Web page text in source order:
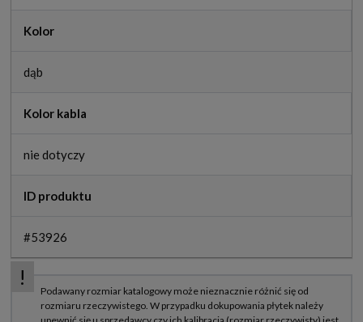
Kolor
dąb
Kolor kabla
nie dotyczy
ID produktu
#53926